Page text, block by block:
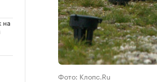
на
Фото: Клопс.Ru